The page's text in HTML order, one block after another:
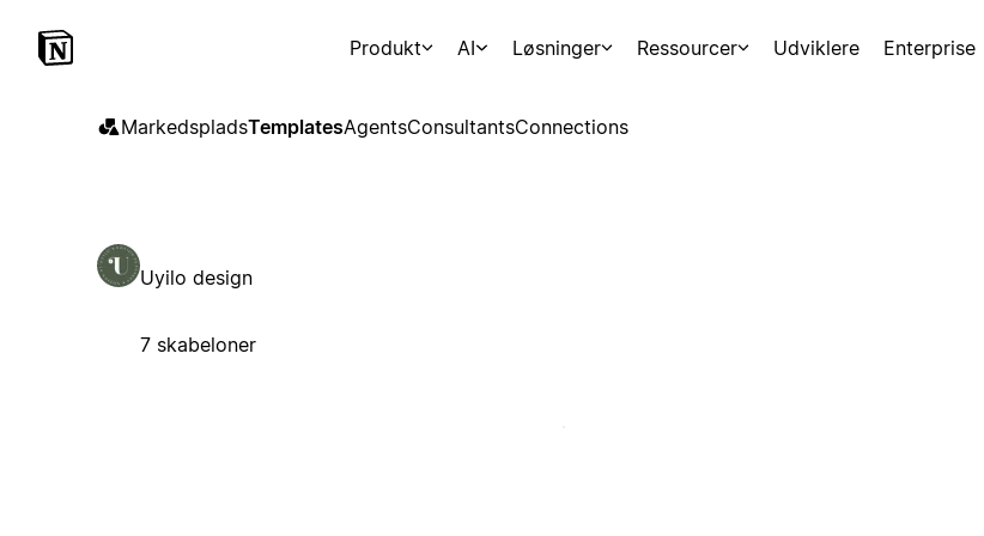
Produkt AI Løsninger Ressourcer Udviklere Enterprise
MarkedspladsTemplatesAgentsConsultantsConnections
Uyilo design
7 skabeloner